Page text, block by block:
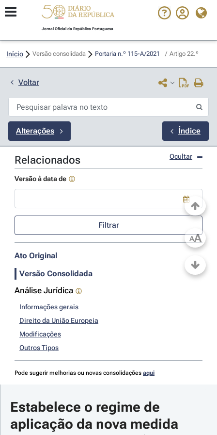
Jornal Oficial da República Portuguesa
Início Versão consolidada Portaria n.º 115-A/2021 / Artigo 22.º
Voltar
Alterações Índice
Relacionados Ocultar
Versão à data de
Use a tecla de seta para baixo para abrir o calendário; Use as
Filtrar
Ato Original
Versão Consolidada
Análise Jurídica
Informações gerais
Direito da União Europeia
Modificações
Outros Tipos
Pode sugerir melhorias ou novas consolidações aqui
Estabelece o regime de
aplicação da nova medida
AA